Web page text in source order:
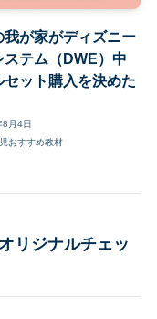
我が家がディズニー
ステム（DWE）中
セット購入を決めた
月4日
おすすめ教材
リジナルチェッ